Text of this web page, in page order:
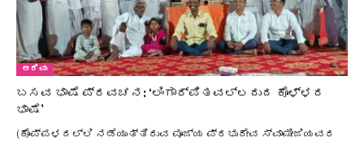
ಅರಿವು
ಬಸವ ಭಾಷೆ ಪ್ರವಚನ: ‘ಲಿಂಗಾರ್ಪಿತವಲ್ಲದುದ ಕೊಳ್ಳದ
ಭಾಷೆ’
(ಕೊಪ್ಪಳದಲ್ಲಿ ನಡೆಯುತ್ತಿರುವ ಪೂಜ್ಯ ಪ್ರಭುದೇವ ಸ್ವಾಮೀಜಿಯವರ